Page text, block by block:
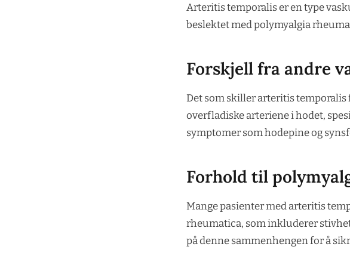
Arteritis temporalis er en type
beslektet med polymyalgia
Forskjell fra andre
Det som skiller arteritis
overfladiske arteriene i hodet,
symptomer som hodepine og
Forhold til
Mange pasienter med arteritis
rheumatica, som inkluderer
på denne sammenhengen for å